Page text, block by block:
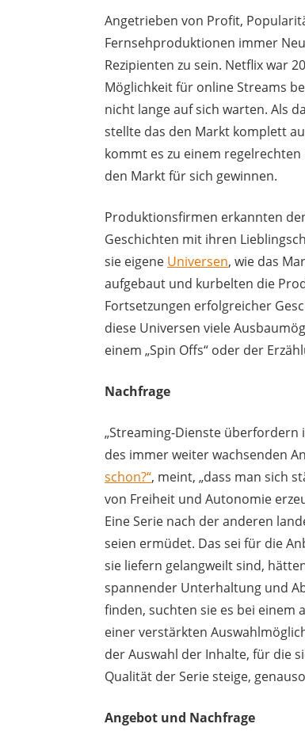
Angetrieben von Profit,
Fernsehproduktionen immer
Rezipienten zu sein. Netflix war
Möglichkeit für online Streams
nicht lange auf sich warten. Als
stellte das den Markt komplett
kommt es zu einem
den Markt für sich gewinnen.
Produktionsfirmen erkannten
Geschichten mit ihren
sie eigene Universen, wie das
aufgebaut und kurbelten die
Fortsetzungen erfolgreicher
diese Universen viele
einem „Spin Offs“ oder der
Nachfrage
„Streaming-Dienste überfordern
des immer weiter wachsenden
schon?“, meint, „dass man sich
von Freiheit und Autonomie
Eine Serie nach der anderen
seien ermüdet. Das sei für die
sie liefern gelangweilt sind,
spannender Unterhaltung und
finden, suchten sie es bei einem
einer verstärkten
der Auswahl der Inhalte, für die
Qualität der Serie steige,
Angebot und Nachfrage